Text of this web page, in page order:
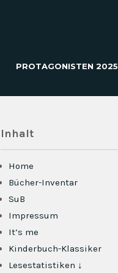
PROTAGONISTEN 2025
Inhalt
Home
Bücher-Inventar
SuB
Impressum
It’s me
Kinderbuch-Klassiker
Lesestatistiken ↓